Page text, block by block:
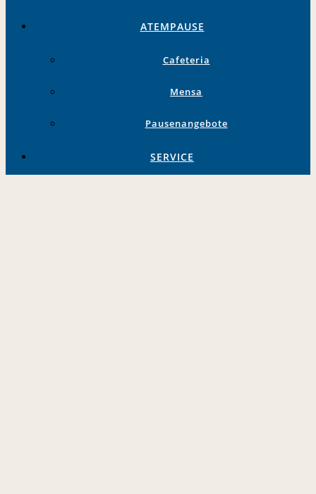
ATEMPAUSE
Cafeteria
Mensa
Pausenangebote
SERVICE